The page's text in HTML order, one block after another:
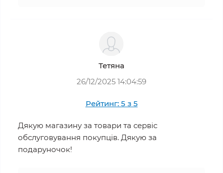
Тетяна
26/12/2025 14:04:59
Рейтинг: 5 з 5
Дякую магазину за товари та сервіс
обслуговування покупців. Дякую за
подаруночок!